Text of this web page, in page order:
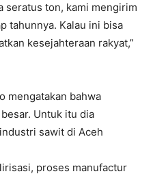
seratus ton, kami mengirim
tahunnya. Kalau ini bisa
kesejahteraan rakyat,”
mengatakan bahwa
Untuk itu dia
sawit di Aceh
proses manufactur